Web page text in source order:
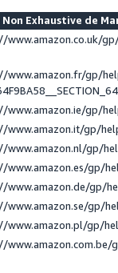
Exhaustive de
www.amazon.co.uk/
www.amazon.fr/gp/
www.amazon.ie/gp/
www.amazon.it/gp/
www.amazon.nl/gp/
www.amazon.es/gp/
www.amazon.de/gp/
www.amazon.se/gp/
www.amazon.pl/gp/
www.amazon.com.be/